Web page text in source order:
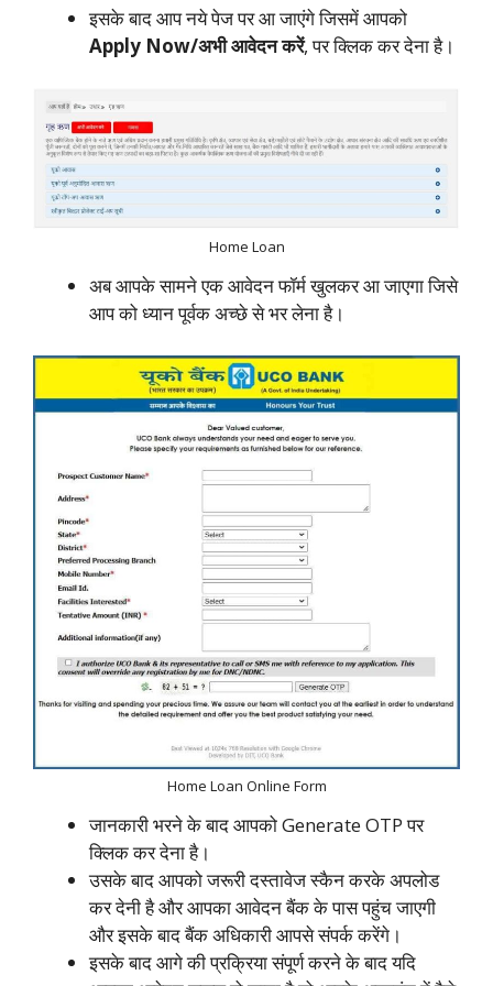
इसके बाद आप नये पेज पर आ जाएंगे जिसमें आपको
Apply Now/अभी आवेदन करें, पर क्लिक कर देना है।
Home Loan
अब आपके सामने एक आवेदन फॉर्म खुलकर आ जाएगा जिसे
आप को ध्यान पूर्वक अच्छे से भर लेना है।
Home Loan Online Form
जानकारी भरने के बाद आपको Generate OTP पर
क्लिक कर देना है।
उसके बाद आपको जरूरी दस्तावेज स्कैन करके अपलोड
कर देनी है और आपका आवेदन बैंक के पास पहुंच जाएगी
और इसके बाद बैंक अधिकारी आपसे संपर्क करेंगे।
इसके बाद आगे की प्रक्रिया संपूर्ण करने के बाद यदि